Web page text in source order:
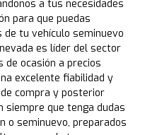
a tus necesidades
para que puedas
tu vehículo seminuevo
es líder del sector
de ocasión a precios
excelente fiabilidad y
compra y posterior
siempre que tenga dudas
o seminuevo, preparados